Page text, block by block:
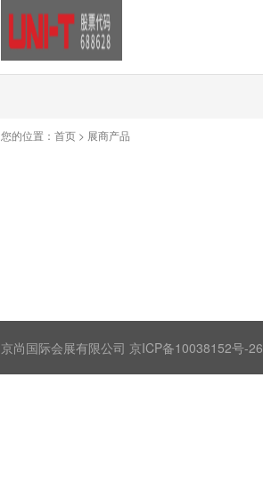
您的位置： 首页 > 展商产品
京尚国际会展有限公司 京ICP备10038152号-26